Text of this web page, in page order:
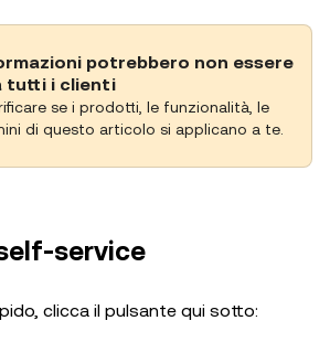
potrebbero non essere
tutti i clienti
se i prodotti, le funzionalità, le
di questo articolo si applicano a te.
service
clicca il pulsante qui sotto: